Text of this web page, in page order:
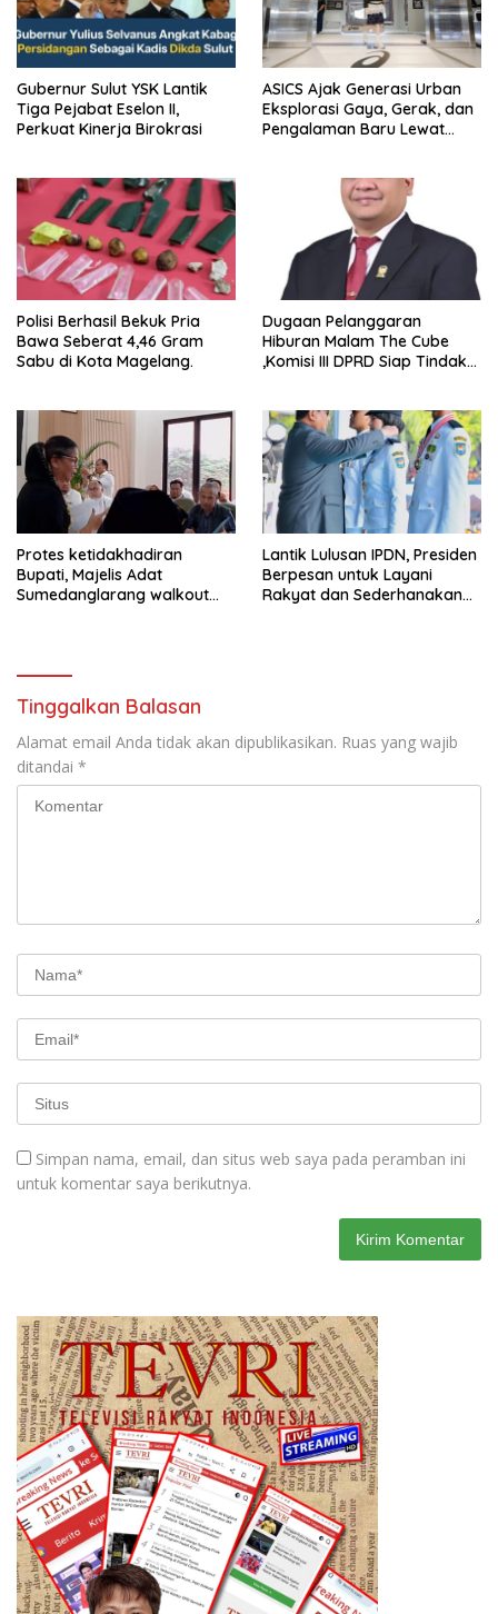
Gubernur Sulut YSK Lantik
Tiga Pejabat Eselon II,
Perkuat Kinerja Birokrasi
ASICS Ajak Generasi Urban
Eksplorasi Gaya, Gerak, dan
Pengalaman Baru Lewat
Polisi Berhasil Bekuk Pria
Bawa Seberat 4,46 Gram
Sabu di Kota Magelang.
Dugaan Pelanggaran
Hiburan Malam The Cube
,Komisi III DPRD Siap Tindak
Protes ketidakhadiran
Bupati, Majelis Adat
Sumedanglarang walkout
Lantik Lulusan IPDN, Presiden
Berpesan untuk Layani
Rakyat dan Sederhanakan
Tinggalkan Balasan
Alamat email Anda tidak akan dipublikasikan. Ruas yang wajib
ditandai *
Simpan nama, email, dan situs web saya pada peramban ini
untuk komentar saya berikutnya.